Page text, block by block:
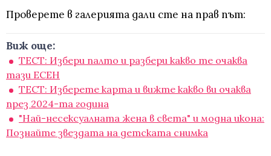
Проверете в галерията дали сте на прав път:
Виж още:
ТЕСТ: Избери палто и разбери какво те очаква
тази ЕСЕН
ТЕСТ: Изберете карта и вижте какво ви очаква
през 2024-та година
"Най-несексуалната жена в света" и модна икона:
Познайте звездата на детската снимка